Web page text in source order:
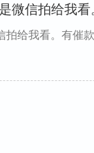
微信拍给我
给我看。有催